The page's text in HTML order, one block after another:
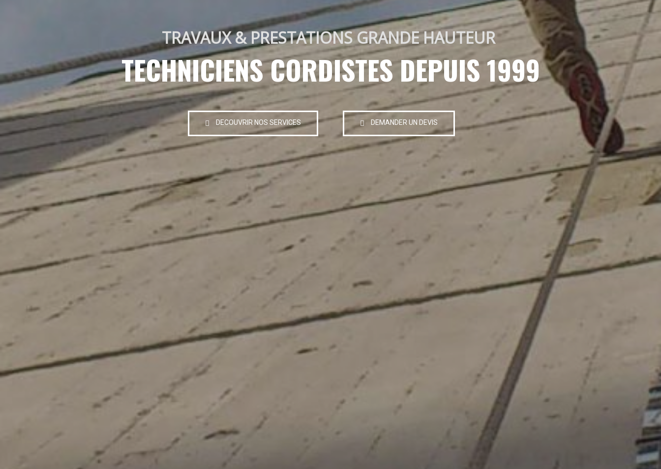
TRAVAUX & PRESTATIONS GRANDE HAUTEUR
TECHNICIENS CORDISTES DEPUIS 1999
DECOUVRIR NOS SERVICES DEMANDER UN DEVIS